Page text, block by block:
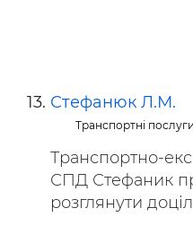
Стефанюк Л.М.
Транспортні послуги
Транспортно-
СПД Стефаник
розглянути